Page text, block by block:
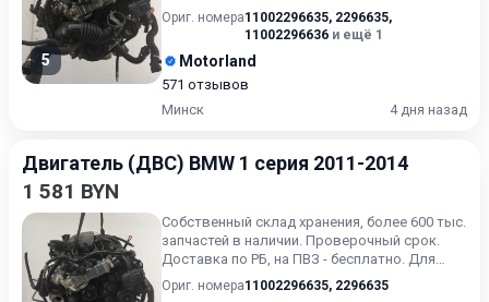
5
получения актуальн...
Ориг. номера11002296635, 2296635,
11002296636 и ещё 1
Motorland
571 отзывов
Минск
4 дня назад
Двигатель (ДВС) BMW 1 серия 2011-2014
1 581 BYN
Собственный склад хранения, более 600 тыс.
запчастей в наличии. Проверочный срок.
Доставка по РБ, на ПВЗ - бесплатно. Для
получения актуальн...
Ориг. номера11002296635, 2296635